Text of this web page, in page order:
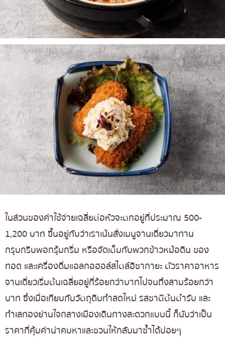
ในส่วนของค่าใช้จ่ายเฉลี่ยต่อหัวจะตกอยู่ที่ประมาณ 500-
1,200 บาท ขึ้นอยู่กับว่าเราเน้นสั่งเมนูจานเดี่ยวมาทาน
กรุบกริบพอกรุ้มกริ่ม หรือจัดเต็มกับพวกข้าวหม้อดิน ของ
ทอด และเครื่องดื่มแอลกอฮอล์สไตล์อิซากายะ ตัวราคาอาหาร
จานเดี่ยวเริ่มต้นเฉลี่ยอยู่ที่ร้อยกว่าบาทไปจนถึงสามร้อยกว่า
บาท ซึ่งเมื่อเทียบกับวัตถุดิบทำสดใหม่ รสชาติต้นตำรับ และ
ทำเลทองย่านใจกลางเมืองเดินทางสะดวกแบบนี้ ก็นับว่าเป็น
ราคาที่คุ้มค่าน่าคบหาและชวนให้กลับมาซ้ำได้บ่อยๆ